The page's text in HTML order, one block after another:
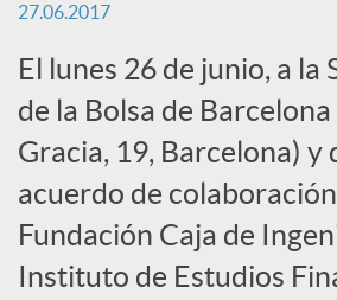
i
c
a
d
27.06.2017
El lunes 26 de junio, a la
de la Bolsa de Barcelona
Gracia, 19, Barcelona) y
acuerdo de
Fundación Caja de
Instituto de Estudios